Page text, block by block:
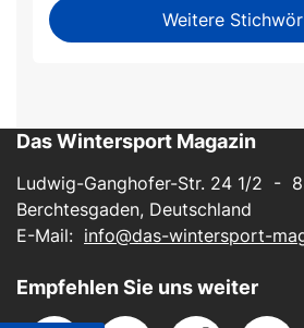
Weitere
Das Wintersport Magazin
Ludwig-Ganghofer-Str. 24 1/2 -
Berchtesgaden, Deutschland
E-Mail: info@das-wintersport-
Empfehlen Sie uns weiter